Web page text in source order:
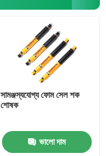
সামঞ্জস্যযোগ্য ফোম সেল শক
শোষক
ভালো দাম